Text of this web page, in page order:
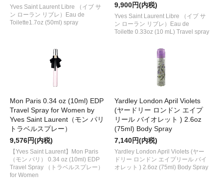
Yves Saint Laurent Libre （イブ サ
ン ローラン リブレ）Eau de
Toilette1.7oz (50ml) spray
9,900円(内税)
Yves Saint Laurent Libre （イブ サ
ン ローラン リブレ）Eau de
Toilette 0.33oz (10 mL) Travel spray
Mon Paris 0.34 oz (10ml) EDP
Travel Spray for Women by
Yves Saint Laurent（モン パリ
トラベルスプレー）
9,576円(内税)
【Yves Saint Laurent】Mon Paris
（モン パリ） 0.34 oz (10ml) EDP
Travel Spray （トラベルスプレー）
for Women
Yardley London April Violets
(ヤードリー ロンドン エイプ
リール バイオレット ) 2.6oz
(75ml) Body Spray
7,140円(内税)
Yardley London April Violets (ヤー
ドリー ロンドン エイプリール バイ
オレット ) 2.6oz (75ml) Body Spray